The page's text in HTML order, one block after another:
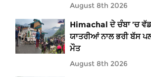
August 8th 2026
Himachal ਦੇ ਚੰਬਾ ’ਚ
ਯਾਤਰੀਆਂ ਨਾਲ ਭਰੀ ਬੱਸ
ਮੌਤ
August 8th 2026